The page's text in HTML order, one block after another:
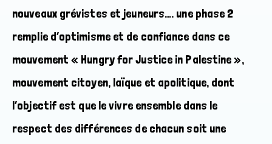
nouveaux grévistes et jeuneurs…. une phase 2
remplie d’optimisme et de confiance dans ce
mouvement « Hungry for Justice in Palestine »,
mouvement citoyen, laïque et apolitique, dont
l’objectif est que le vivre ensemble dans le
respect des différences de chacun soit une